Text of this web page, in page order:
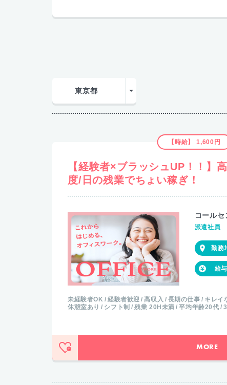
東京都
【時給】 1,800円
【経験者向けマイスターワーク
ウレシイ☆土日祝休♪高収入ワー
ヘルプデ
派遣社員
未経験者OK 経験者歓迎 高収入 長期の仕事 キレイ
ロッカー完備
休憩室あり 土日祝日休み 平均年齢20
MORE